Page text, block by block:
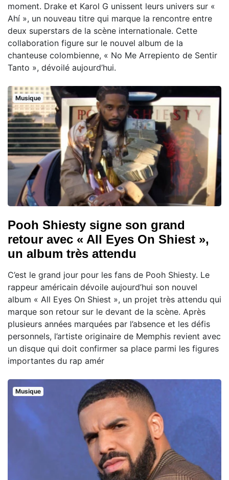
moment. Drake et Karol G unissent leurs univers sur «
Ahí », un nouveau titre qui marque la rencontre entre
deux superstars de la scène internationale. Cette
collaboration figure sur le nouvel album de la
chanteuse colombienne, « No Me Arrepiento de Sentir
Tanto », dévoilé aujourd’hui.
Musique
Pooh Shiesty signe son grand
retour avec « All Eyes On Shiest »,
un album très attendu
C’est le grand jour pour les fans de Pooh Shiesty. Le
rappeur américain dévoile aujourd’hui son nouvel
album « All Eyes On Shiest », un projet très attendu qui
marque son retour sur le devant de la scène. Après
plusieurs années marquées par l’absence et les défis
personnels, l’artiste originaire de Memphis revient avec
un disque qui doit confirmer sa place parmi les figures
importantes du rap amér
Musique